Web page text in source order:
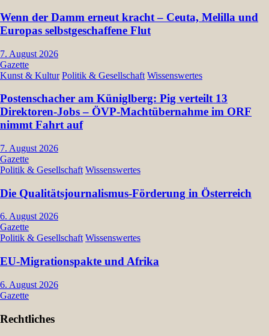
Wenn der Damm erneut kracht – Ceuta, Melilla und
Europas selbstgeschaffene Flut
7. August 2026
Gazette
Kunst & Kultur Politik & Gesellschaft Wissenswertes
Postenschacher am Küniglberg: Pig verteilt 13
Direktoren-Jobs – ÖVP-Machtübernahme im ORF
nimmt Fahrt auf
7. August 2026
Gazette
Politik & Gesellschaft Wissenswertes
Die Qualitätsjournalismus-Förderung in Österreich
6. August 2026
Gazette
Politik & Gesellschaft Wissenswertes
EU-Migrationspakte und Afrika
6. August 2026
Gazette
Rechtliches